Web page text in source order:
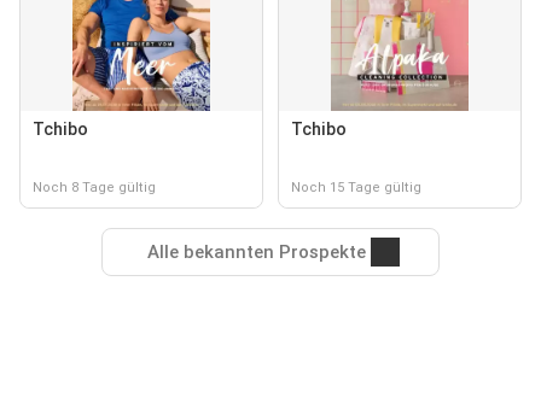
Tchibo
Noch 8 Tage gültig
Tchibo
Noch 15 Tage gültig
Alle bekannten Prospekte